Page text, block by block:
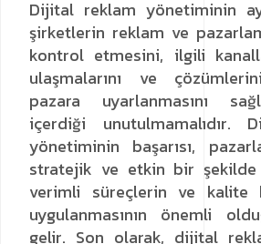
Dijital reklam yönetiminin
şirketlerin reklam ve
kontrol etmesini, ilgili
ulaşmalarını ve
pazara uyarlanmasını
içerdiği unutulmamalıdır.
yönetiminin başarısı,
stratejik ve etkin bir şekilde
verimli süreçlerin ve kalite
uygulanmasının önemli
gelir. Son olarak, dijital